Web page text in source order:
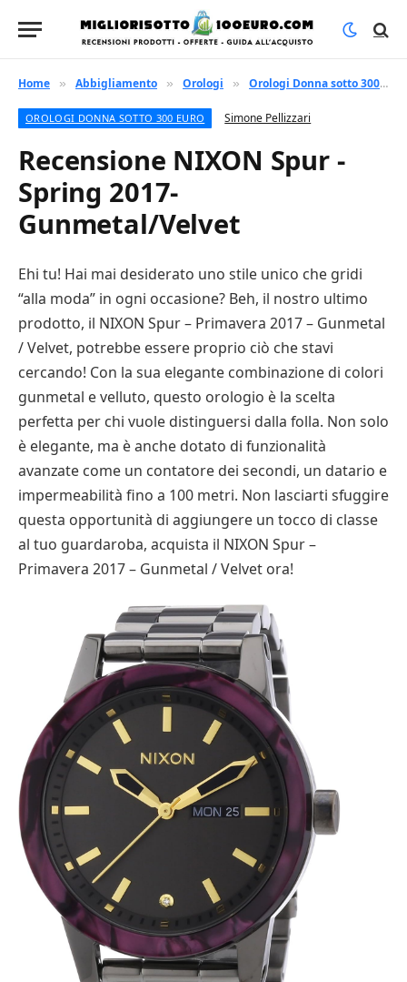
Home » Abbigliamento » Orologi » Orologi Donna sotto 300 euro
OROLOGI DONNA SOTTO 300 EURO Simone Pellizzari
Recensione NIXON Spur -
Spring 2017-
Gunmetal/Velvet
Ehi tu! Hai mai desiderato uno stile unico che gridi
“alla moda” in ogni occasione? Beh, il nostro ultimo
prodotto, il NIXON Spur – Primavera 2017 – Gunmetal
/ Velvet, potrebbe essere proprio ciò che stavi
cercando! Con la sua elegante combinazione di colori
gunmetal e velluto, questo orologio è la scelta
perfetta per chi vuole distinguersi dalla folla. Non solo
è elegante, ma è anche dotato di funzionalità
avanzate come un contatore dei secondi, un datario e
impermeabilità fino a 100 metri. Non lasciarti sfuggire
questa opportunità di aggiungere un tocco di classe
al tuo guardaroba, acquista il NIXON Spur –
Primavera 2017 – Gunmetal / Velvet ora!